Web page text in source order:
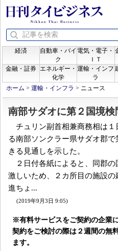
経済
自動車・バイ
ク
電気・電子・
ＩＴ
金融・証券
エネルギー・
化学
運輸・インフ
ラ
ホーム > 運輸・インフラ > ニュース
南部サダオに第２国境
チュリン副首相兼商務相は１
る南部ソンクラー県サダオ郡
きる見通しを示した。
２日付各紙によると、同郡の
激しいため、２カ所目の施設
進ちょ...
(2019年9月3日 9:05)
※有料サービスをご契約の企業
契約をご検討の際は２週間の無
ます。